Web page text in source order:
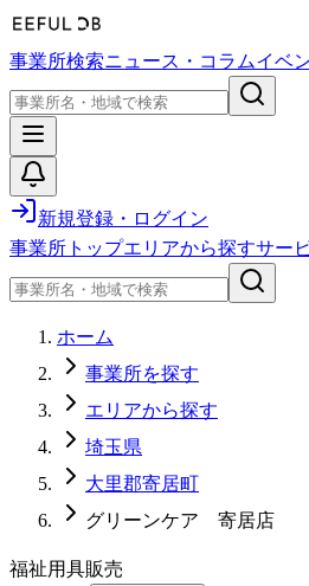
事業所検索ニュース・コラムイベ
新規登録・ログイン
事業所トップエリアから探すサー
ホーム
事業所を探す
エリアから探す
埼玉県
大里郡寄居町
グリーンケア 寄居店
福祉用具販売